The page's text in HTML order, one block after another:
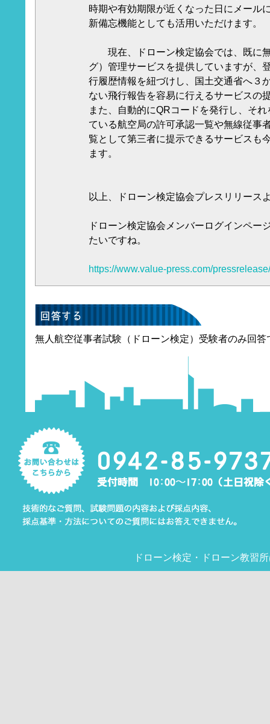
時期や有効期限が近くなった日にメール
新備忘機能としても活用いただけます。
現在、ドローン検定協会では、既に
グ）管理サービスを提供していますが、
行履歴情報を紐づけし、国土交通省へ３
ない飛行報告を容易に行えるサービスの
また、自動的にQRコードを発行し、そ
ている航空局の許可承認一覧や無線従事
覧として第三者に提示できるサービスも
ます。
以上、ドローン検定協会プレスリリース
ドローン検定協会メンバーログインペー
たいですね。
https://www.value-press.com/
無人航空従事者試験（ドローン検定）受験者のみ回答
ドローン検定 ・ ドローン教習所